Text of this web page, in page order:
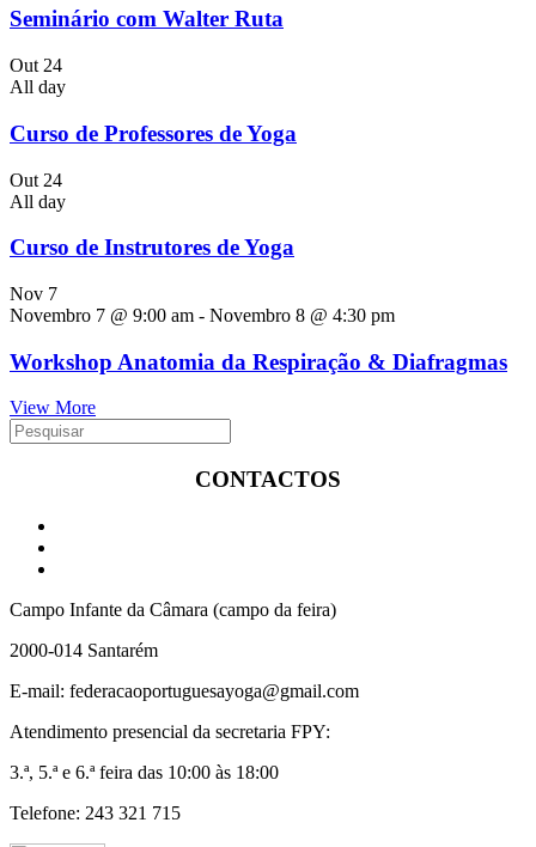
Seminário com Walter Ruta
Out 24
All day
Curso de Professores de Yoga
Out 24
All day
Curso de Instrutores de Yoga
Nov 7
Novembro 7 @ 9:00 am - Novembro 8 @ 4:30 pm
Workshop Anatomia da Respiração & Diafragmas
View More
CONTACTOS
Campo Infante da Câmara (campo da feira)
2000-014 Santarém
E-mail: federacaoportuguesayoga@gmail.com
Atendimento presencial da secretaria FPY:
3.ª, 5.ª e 6.ª feira das 10:00 às 18:00
Telefone: 243 321 715